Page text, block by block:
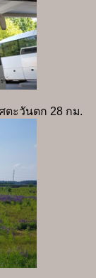
ตะวันตก 28 กม.